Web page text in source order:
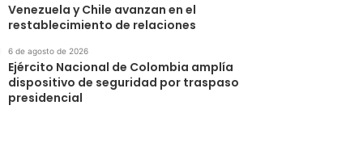
Venezuela y Chile avanzan en el
restablecimiento de relaciones
6 de agosto de 2026
Ejército Nacional de Colombia amplía
dispositivo de seguridad por traspaso
presidencial